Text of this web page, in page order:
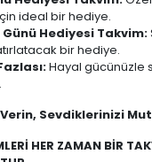
ideal bir hediye.
Hediyesi Takvim:
bir hediye.
Hayal gücünüzle
Sevdiklerinizi
HER ZAMAN BİR